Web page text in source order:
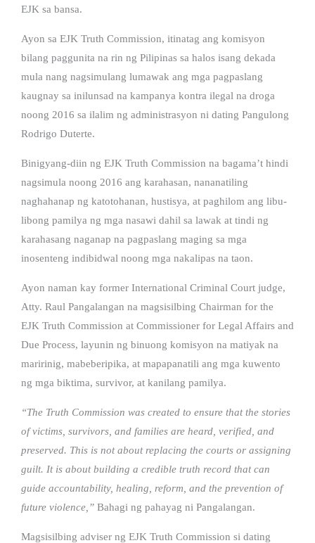
EJK sa bansa.
Ayon sa EJK Truth Commission, itinatag ang komisyon
bilang paggunita na rin ng Pilipinas sa halos isang dekada
mula nang nagsimulang lumawak ang mga pagpaslang
kaugnay sa inilunsad na kampanya kontra ilegal na droga
noong 2016 sa ilalim ng administrasyon ni dating Pangulong
Rodrigo Duterte.
Binigyang-diin ng EJK Truth Commission na bagama’t hindi
nagsimula noong 2016 ang karahasan, nananatiling
naghahanap ng katotohanan, hustisya, at paghilom ang libu-
libong pamilya ng mga nasawi dahil sa lawak at tindi ng
karahasang naganap na pagpaslang maging sa mga
inosenteng indibidwal noong mga nakalipas na taon.
Ayon naman kay former International Criminal Court judge,
Atty. Raul Pangalangan na magsisilbing Chairman for the
EJK Truth Commission at Commissioner for Legal Affairs and
Due Process, layunin ng binuong komisyon na matiyak na
maririnig, mabeberipika, at mapapanatili ang mga kuwento
ng mga biktima, survivor, at kanilang pamilya.
“The Truth Commission was created to ensure that the stories
of victims, survivors, and families are heard, verified, and
preserved. This is not about replacing the courts or assigning
guilt. It is about building a credible truth record that can
guide accountability, healing, reform, and the prevention of
future violence,” Bahagi ng pahayag ni Pangalangan.
Magsisilbing adviser ng EJK Truth Commission si dating